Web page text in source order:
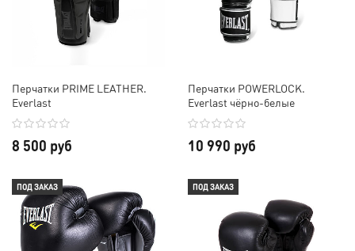
Перчатки PRIME LEATHER.
Everlast
8 500 руб
Перчатки POWERLOCK.
Everlast чёрно-белые
10 990 руб
ПОД ЗАКАЗ ПОД ЗАКАЗ